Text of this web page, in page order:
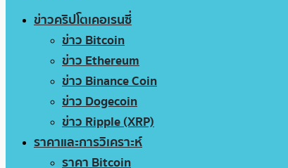
ข่าวคริปโตเคอเรนซี่
ข่าว Bitcoin
ข่าว Ethereum
ข่าว Binance Coin
ข่าว Dogecoin
ข่าว Ripple (XRP)
ราคาและการวิเคราะห์
ราคา Bitcoin